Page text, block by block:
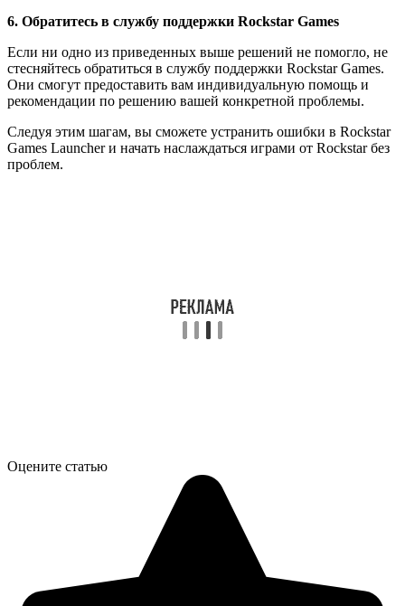
6. Обратитесь в службу поддержки Rockstar Games
Если ни одно из приведенных выше решений не помогло, не
стесняйтесь обратиться в службу поддержки Rockstar Games.
Они смогут предоставить вам индивидуальную помощь и
рекомендации по решению вашей конкретной проблемы.
Следуя этим шагам, вы сможете устранить ошибки в Rockstar
Games Launcher и начать наслаждаться играми от Rockstar без
проблем.
Оцените статью